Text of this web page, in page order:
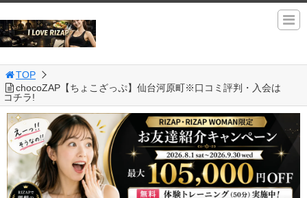
TOP
chocoZAP【ちょこざっぷ】仙台河原町※口コミ評判・入会は
コチラ!